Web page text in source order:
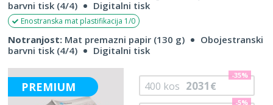
barvni tisk (4/4)
Digitalni tisk
Enostranska mat plastifikacija 1/0
Notranjost: Mat premazni papir (130 g)
Obojestranski
barvni tisk (4/4)
Digitalni tisk
PREMIUM
-5%
400 kos 2031€
-35%